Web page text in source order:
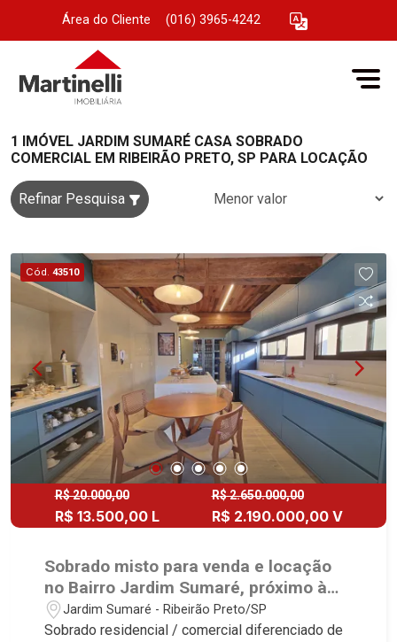
Área do Cliente (016) 3965-4242
1 IMÓVEL JARDIM SUMARÉ CASA SOBRADO
COMERCIAL EM RIBEIRÃO PRETO, SP PARA LOCAÇÃO
Refinar Pesquisa
Cód. 43510
R$ 20.000,00
R$ 13.500,00 L
R$ 2.650.000,00
R$ 2.190.000,00 V
Sobrado misto para venda e locação
no Bairro Jardim Sumaré, próximo à
Avenida Independência - Ribeirão
Preto/SP.
Jardim Sumaré - Ribeirão Preto/SP
Sobrado residencial / comercial diferenciado de